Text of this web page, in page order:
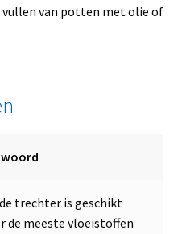
van potten met olie of
trechter is geschikt
de meeste vloeistoffen